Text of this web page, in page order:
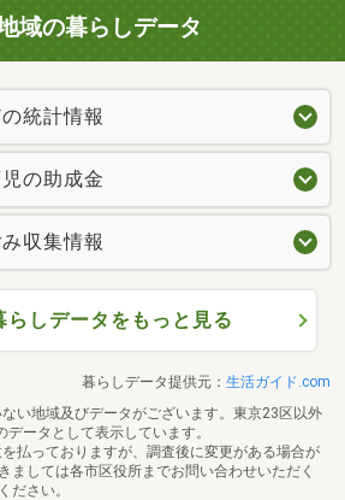
域の暮らしデータ
統計情報
の助成金
収集情報
らしデータをもっと見る
暮らしデータ提供元： 生活ガイド.com
い地域及びデータがございます。東京23区以外
ータとして表示しています。
払っておりますが、調査後に変更がある場合が
ましては各市区役所までお問い合わせいただく
ださい。